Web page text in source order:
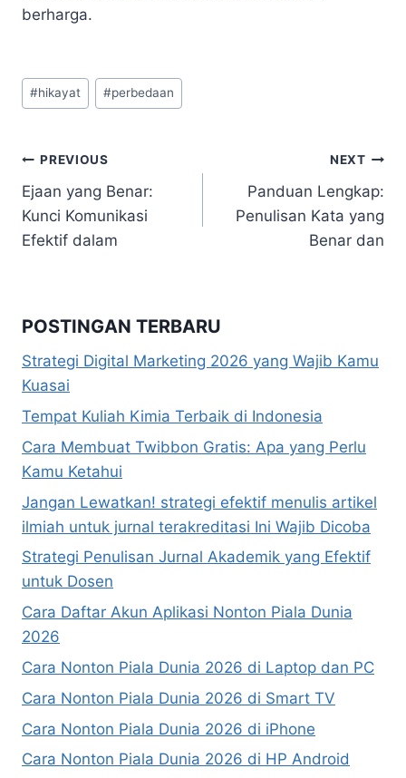
berharga.
Post
Tags:
#hikayat #perbedaan
Navigasi
pos
PREVIOUS
Ejaan yang Benar:
Kunci Komunikasi
Efektif dalam
NEXT
Panduan Lengkap:
Penulisan Kata yang
Benar dan
POSTINGAN TERBARU
Strategi Digital Marketing 2026 yang Wajib Kamu
Kuasai
Tempat Kuliah Kimia Terbaik di Indonesia
Cara Membuat Twibbon Gratis: Apa yang Perlu
Kamu Ketahui
Jangan Lewatkan! strategi efektif menulis artikel
ilmiah untuk jurnal terakreditasi Ini Wajib Dicoba
Strategi Penulisan Jurnal Akademik yang Efektif
untuk Dosen
Cara Daftar Akun Aplikasi Nonton Piala Dunia
2026
Cara Nonton Piala Dunia 2026 di Laptop dan PC
Cara Nonton Piala Dunia 2026 di Smart TV
Cara Nonton Piala Dunia 2026 di iPhone
Cara Nonton Piala Dunia 2026 di HP Android